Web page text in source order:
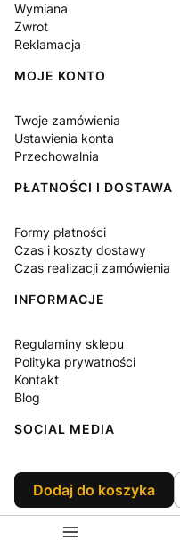
Wymiana
Zwrot
Reklamacja
MOJE KONTO
Twoje zamówienia
Ustawienia konta
Przechowalnia
PŁATNOŚCI I DOSTAWA
Formy płatności
Czas i koszty dostawy
Czas realizacji zamówienia
INFORMACJE
Regulaminy sklepu
Polityka prywatności
Kontakt
Blog
SOCIAL MEDIA
Facebook
Instagram
Dodaj do koszyka